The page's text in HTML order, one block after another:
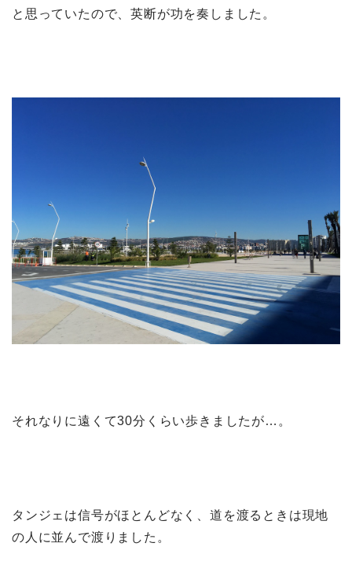
と思っていたので、英断が功を奏しました。
それなりに遠くて30分くらい歩きましたが…。
タンジェは信号がほとんどなく、道を渡るときは現地
の人に並んで渡りました。